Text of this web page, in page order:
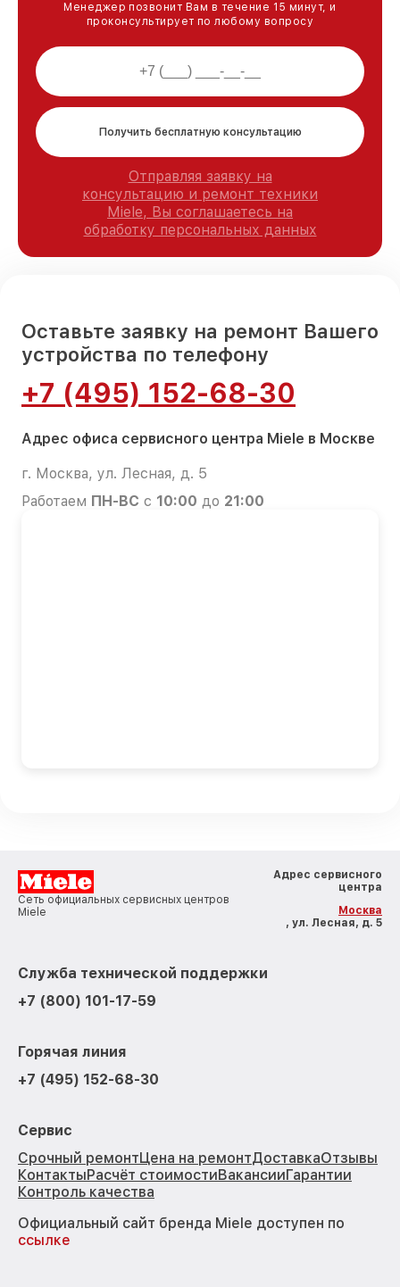
Менеджер позвонит Вам в течение 15 минут, и
проконсультирует по любому вопросу
Получить бесплатную консультацию
Отправляя заявку на
консультацию и ремонт техники
Miele, Вы соглашаетесь на
обработку персональных данных
Оставьте заявку на ремонт Вашего
устройства по телефону
+7 (495) 152-68-30
Адрес офиса сервисного центра Miele в Москве
г. Москва, ул. Лесная, д. 5
Работаем ПН-ВС с 10:00 до 21:00
Сеть официальных сервисных центров
Miele
Адрес сервисного
центра
Москва
, ул. Лесная, д. 5
Служба технической поддержки
+7 (800) 101-17-59
Горячая линия
+7 (495) 152-68-30
Сервис
Срочный ремонтЦена на ремонтДоставкаОтзывы
КонтактыРасчёт стоимостиВакансииГарантии
Контроль качества
Официальный сайт бренда Miele доступен по
ссылке